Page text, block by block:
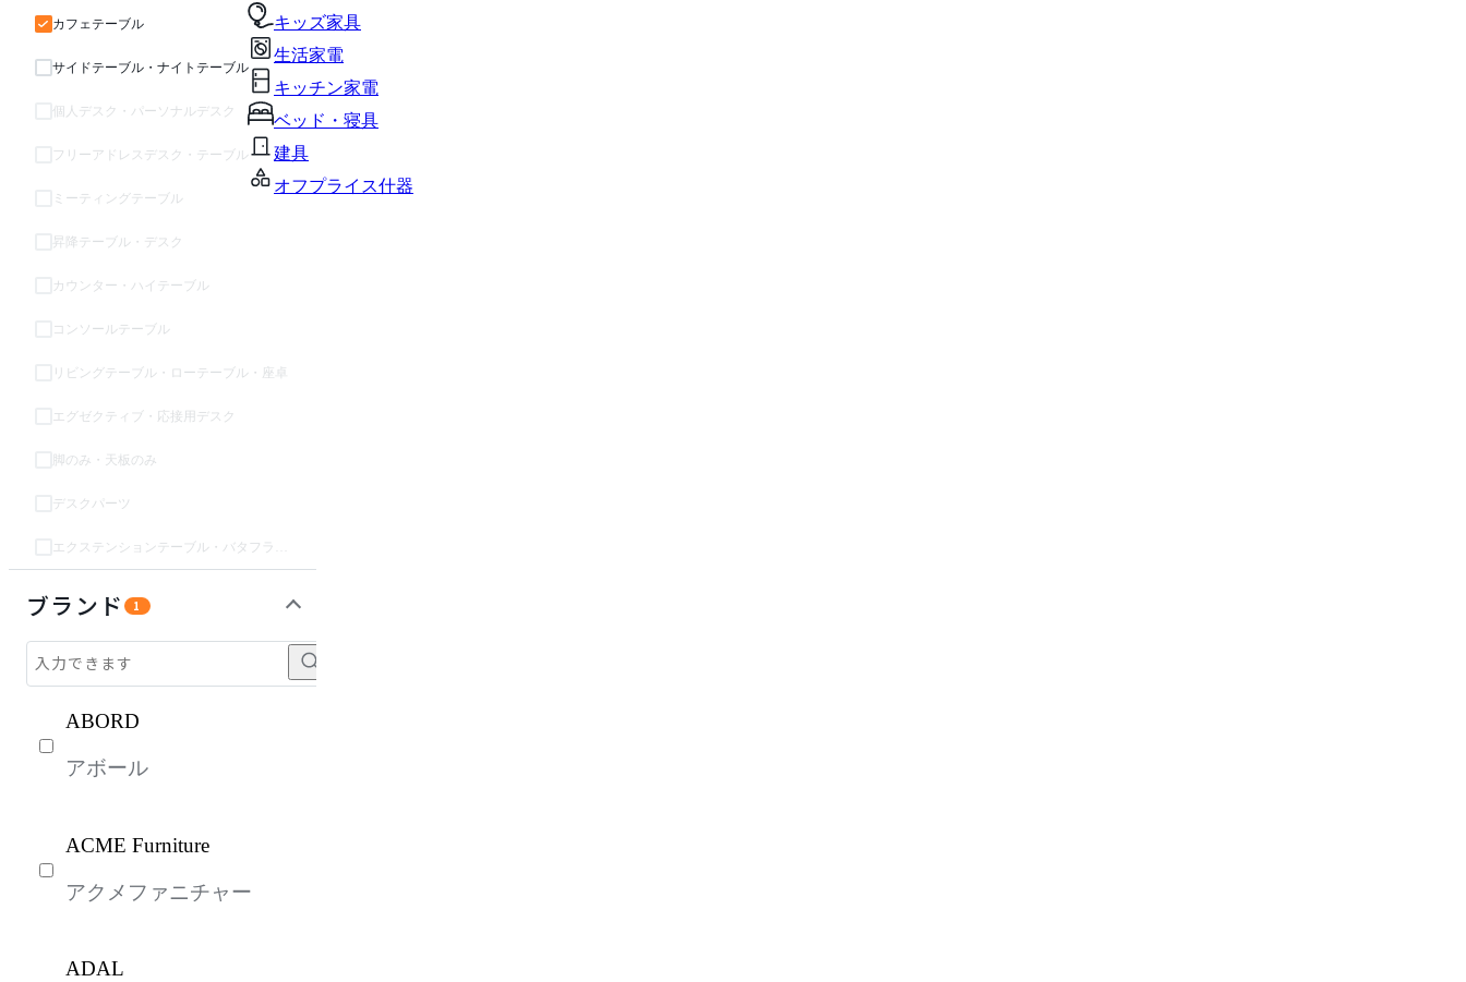
キッズ家具
生活家電
キッチン家電
ベッド・寝具
建具
オフプライス什器
カフェテーブル
サイドテーブル・ナイトテーブル
個人デスク・パーソナルデスク
フリーアドレスデスク・テーブル
ミーティングテーブル
昇降テーブル・デスク
カウンター・ハイテーブル
コンソールテーブル
リビングテーブル・ローテーブル・座卓
エグゼクティブ・応接用デスク
脚のみ・天板のみ
デスクパーツ
ブランド 1
ABORD
アボール
ACME Furniture
アクメファニチャー
ADAL